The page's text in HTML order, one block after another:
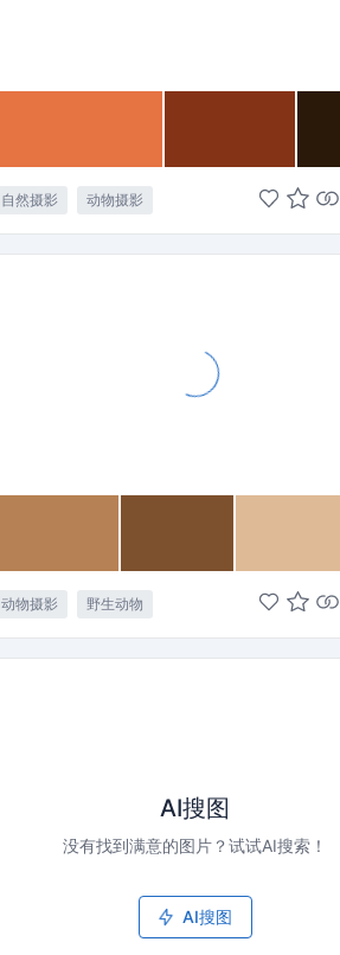
自然摄影 动物摄影
动物摄影 野生动物
AI搜图
没有找到满意的图片？试试AI搜索！
AI搜图